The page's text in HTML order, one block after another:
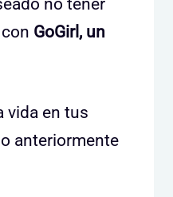
GoGirl, un
vida en tus
anteriormente